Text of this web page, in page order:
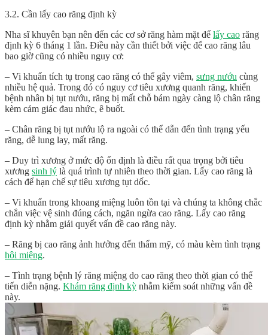
3.2. Cần lấy cao răng định kỳ
Nha sĩ khuyên bạn nên đến các cơ sở răng hàm mặt để lấy cao răng
định kỳ 6 tháng 1 lần. Điều này cần thiết bởi việc để cao răng lâu
bao giờ cũng có nhiều nguy cơ:
– Vi khuẩn tích tụ trong cao răng có thể gây viêm, sưng nướu cùng
nhiều hệ quả. Trong đó có nguy cơ tiêu xương quanh răng, khiến
bệnh nhân bị tụt nướu, răng bị mất chỗ bám ngày càng lộ chân răng
kèm cảm giác đau nhức, ê buốt.
– Chân răng bị tụt nướu lộ ra ngoài có thể dẫn đến tình trạng yếu
răng, dễ lung lay, mất răng.
– Duy trì xương ở mức độ ổn định là điều rất qua trọng bởi tiêu
xương sinh lý là quá trình tự nhiên theo thời gian. Lấy cao răng là
cách để hạn chế sự tiêu xương tụt dốc.
– Vi khuẩn trong khoang miệng luôn tồn tại và chúng ta không chắc
chắn việc vệ sinh đúng cách, ngăn ngừa cao răng. Lấy cao răng
định kỳ nhằm giải quyết vấn đề cao răng này.
– Răng bị cao răng ảnh hưởng đến thẩm mỹ, có màu kèm tình trạng
hôi miệng.
– Tình trạng bệnh lý răng miệng do cao răng theo thời gian có thể
tiến diễn nặng. Khám răng định kỳ nhằm kiểm soát những vấn đề
này.